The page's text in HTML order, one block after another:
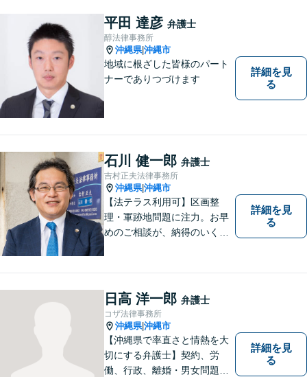
平田 達彦 弁護士
醇法律事務所
沖縄県|沖縄市
地域に根ざした皆様のパート
ナーでありつづけます
詳細を見
る
石川 健一郎 弁護士
吉村正夫法律事務所
沖縄県|沖縄市
【法テラス利用可】区画整
理・軍跡地問題に注力。お早
めのご相談が、納得のいく解
まう前にご連絡を。あなたの
代理人として全力でサポート
します【分割払い可】【休日
夜間対応】【駐車場あり】
詳細を見
る
日高 洋一郎 弁護士
コザ法律事務所
沖縄県|沖縄市
【沖縄県で率直さと情熱を大
切にする弁護士】契約、労
働、行政、離婚・男女問題、
詳細を見
る